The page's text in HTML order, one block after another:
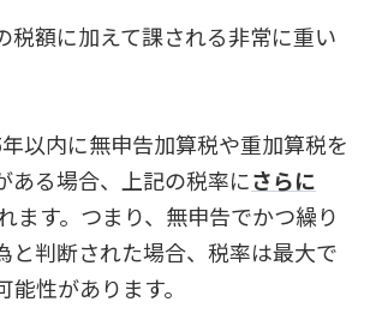
税額に加えて課される非常に重い
以内に無申告加算税や重加算税を
ある場合、上記の税率にさらに
ます。つまり、無申告でかつ繰り
と判断された場合、税率は最大で
性があります。